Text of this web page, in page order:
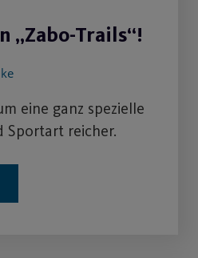
„Zabo-Trails“!
eine ganz spezielle
Sportart reicher.